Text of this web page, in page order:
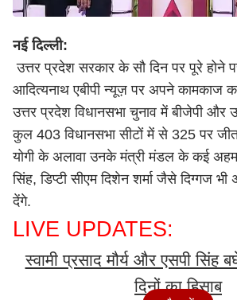
नई दिल्ली:
उत्तर प्रदेश सरकार के सौ दिन पर पूरे होने
आदित्यनाथ एबीपी न्यूज़ पर अपने कामकाज
उत्तर प्रदेश विधानसभा चुनाव में बीजेपी और
कुल 403 विधानसभा सीटों में से 325 पर
योगी के अलावा उनके मंत्री मंडल के कई अहम
सिंह, डिप्टी सीएम दिशेन शर्मा जैसे दिग्गज
देंगे.
LIVE UPDATES:
स्वामी प्रसाद मौर्य और एसपी सिंह
दिनों का हिसाब